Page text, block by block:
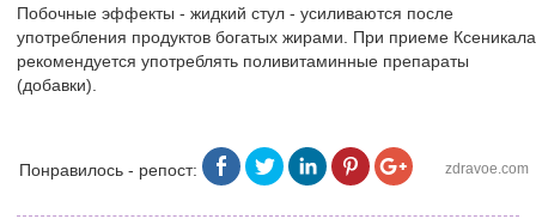
Побочные эффекты - жидкий стул - усиливаются после
употребления продуктов богатых жирами. При приеме Ксеникала
рекомендуется употреблять поливитаминные препараты
(добавки).
Понравилось - репост: zdravoe.com